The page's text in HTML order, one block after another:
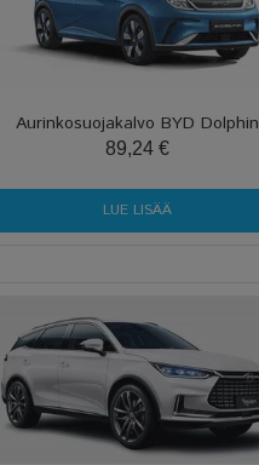
Aurinkosuojakalvo BYD Dolphin
89,24 €
LUE LISÄÄ